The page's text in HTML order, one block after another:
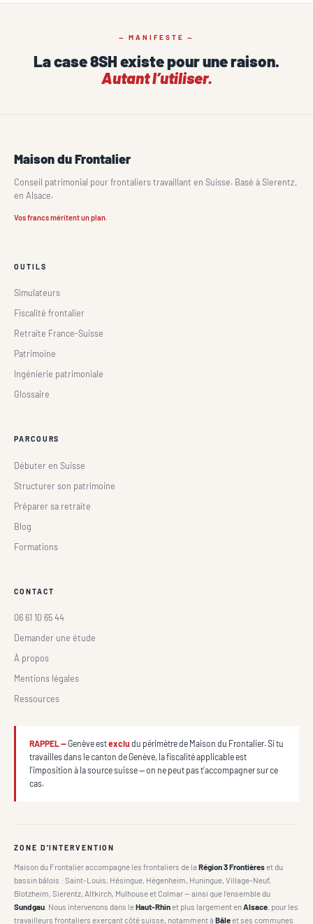
— MANIFESTE —
La case 8SH existe pour une raison.
Autant l’utiliser.
Maison du Frontalier
Conseil patrimonial pour frontaliers travaillant en Suisse. Basé à Sierentz,
en Alsace.
Vos francs méritent un plan.
OUTILS
Simulateurs
Fiscalité frontalier
Retraite France-Suisse
Patrimoine
Ingénierie patrimoniale
Glossaire
PARCOURS
Débuter en Suisse
Structurer son patrimoine
Préparer sa retraite
Blog
Formations
CONTACT
06 61 10 65 44
Demander une étude
À propos
Mentions légales
Ressources
RAPPEL —Genève estexclu du périmètre de Maison du Frontalier. Si tu
travailles dans le canton de Genève, la fiscalité applicable est
l'imposition à la source suisse — on ne peut pas t’accompagner sur ce
cas.
ZONE D’INTERVENTION
Maison du Frontalier accompagne les frontaliers de laRégion 3 Frontièreset du
bassin bâlois : Saint-Louis, Hésingue, Hégenheim, Huningue, Village-Neuf,
Blotzheim, Sierentz, Altkirch, Mulhouse et Colmar — ainsi que l’ensemble du
Sundgau . Nous intervenons dans leHaut-Rhinet plus largement en Alsace , pour les
travailleurs frontaliers exerçant côté suisse, notamment àBâleet ses communes